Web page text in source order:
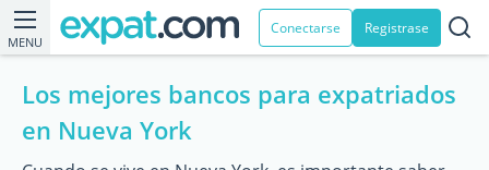
MENU
Conectarse Registrase
Los mejores bancos para expatriados
en Nueva York